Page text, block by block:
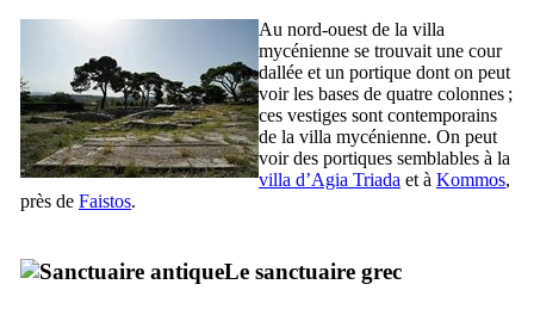
Au nord-ouest de la villa
mycénienne se trouvait une cour
dallée et un portique dont on peut
voir les bases de quatre colonnes ;
ces vestiges sont contemporains
de la villa mycénienne. On peut
voir des portiques semblables à la
villa d’Agia Triada et à Kommos,
près de Faistos.
Le sanctuaire grec